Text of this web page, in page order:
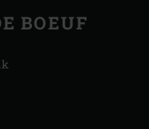
BOEUF